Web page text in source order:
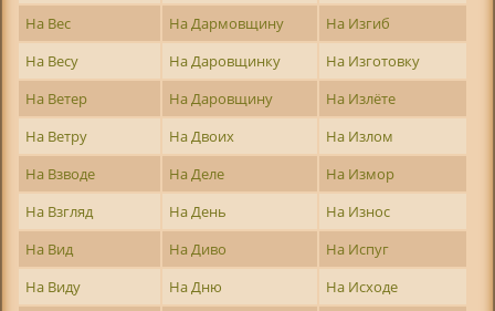
На Вес
На Дармовщину
На Изгиб
На Весу
На Даровщинку
На Изготовку
На Ветер
На Даровщину
На Излёте
На Ветру
На Двоих
На Излом
На Взводе
На Деле
На Измор
На Взгляд
На День
На Износ
На Вид
На Диво
На Испуг
На Виду
На Дню
На Исходе